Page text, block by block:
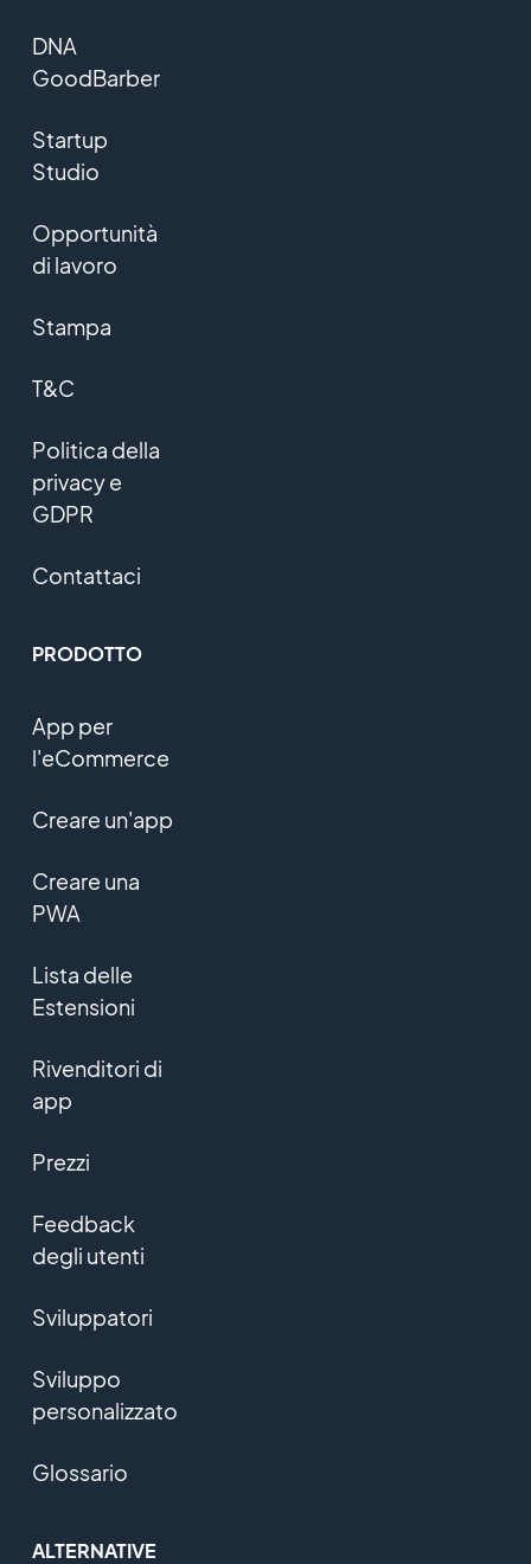
DNA
GoodBarber
Startup
Studio
Opportunità
di lavoro
Stampa
T&C
Politica della
privacy e
GDPR
Contattaci
PRODOTTO
App per
l'eCommerce
Creare un'app
Creare una
PWA
Lista delle
Estensioni
Rivenditori di
app
Prezzi
Feedback
degli utenti
Sviluppatori
Sviluppo
personalizzato
Glossario
ALTERNATIVE